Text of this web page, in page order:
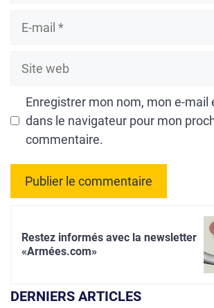
Site
Enregistrer mon nom, mon e-mail
dans le navigateur pour mon
commentaire.
r
Restez informés avec la newsletter
«Armées.com»
DERNIERS ARTICLES